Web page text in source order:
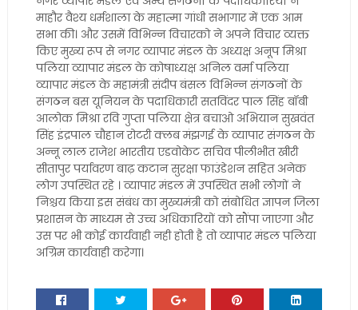
माहौर वैश्य धर्मशाला के महात्मा गांधी सभागार में एक आम
सभा की। और उसमें विभिन्न विचारको ने अपने विचार व्यक्त
किए मुख्य रूप से नगर व्यापार मंडल के अध्यक्ष अनूप मिश्रा
पलिया व्यापार मंडल के कोषाध्यक्ष अनिल वर्मा पलिया
व्यापार मंडल के महामंत्री संदीप बंसल विभिन्न संगठनों के
संगठन बस यूनियन के पदाधिकारी सतविंदर पाल सिंह बॉबी
आलोक मिश्रा रवि गुप्ता पलिया क्षेत्र बचाओ अभियान सुखवंत
सिंह इंद्रपाल चौहान रोटरी क्लब मंझगई के व्यापार संगठन के
अन्नू लाल राजेश भारतीय एडवोकेट सचिव पीलीभीत खीरी
सीतापुर पर्यावरण बाढ़ कटान सुरक्षा फाउंडेशन सहित अनेक
लोग उपस्थित रहे । व्यापार मंडल में उपस्थित सभी लोगों ने
निश्चय किया इस संबंध का मुख्यमंत्री को संबोधित ज्ञापन जिला
प्रशासन के माध्यम से उच्च अधिकारियों को सौंपा जाएगा और
उस पर भी कोई कार्यवाही नही होती है तो व्यापार मंडल पलिया
अग्रिम कार्यवाही करेगा।